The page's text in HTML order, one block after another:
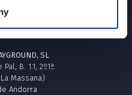
TRAVEL
SL
B. 1.1, 2º1ª.
Massana)
Andorra